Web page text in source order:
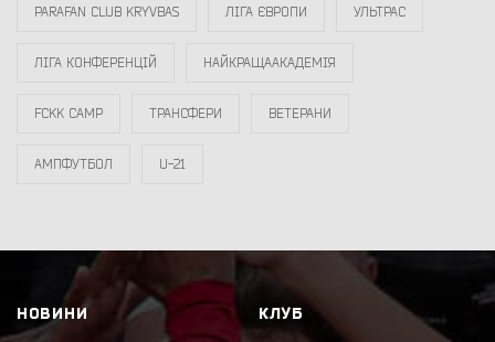
PARAFAN CLUB KRYVBAS ЛІГА ЄВРОПИ УЛЬТРАС
ЛІГА КОНФЕРЕНЦІЙ НАЙКРАЩААКАДЕМІЯ
FCKK CAMP ТРАНСФЕРИ ВЕТЕРАНИ
АМПФУТБОЛ U-21
НОВИНИ КЛУБ